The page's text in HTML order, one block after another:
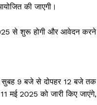
की जाएगी।
से शुरू होगी और आवेदन करने
सुबह 9 बजे से दोपहर 12 बजे
मई 2025 को जारी किए